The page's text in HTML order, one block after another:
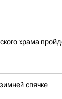
храма
спячке